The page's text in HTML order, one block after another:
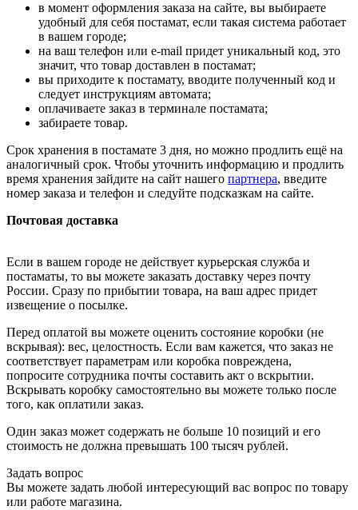
в момент оформления заказа на сайте, вы выбираете
удобный для себя постамат, если такая система работает
в вашем городе;
на ваш телефон или e-mail придет уникальный код, это
значит, что товар доставлен в постамат;
вы приходите к постамату, вводите полученный код и
следует инструкциям автомата;
оплачиваете заказ в терминале постамата;
забираете товар.
Срок хранения в постамате 3 дня, но можно продлить ещё на
аналогичный срок. Чтобы уточнить информацию и продлить
время хранения зайдите на сайт нашего партнера, введите
номер заказа и телефон и следуйте подсказкам на сайте.
Почтовая доставка
Если в вашем городе не действует курьерская служба и
постаматы, то вы можете заказать доставку через почту
России. Сразу по прибытии товара, на ваш адрес придет
извещение о посылке.
Перед оплатой вы можете оценить состояние коробки (не
вскрывая): вес, целостность. Если вам кажется, что заказ не
соответствует параметрам или коробка повреждена,
попросите сотрудника почты составить акт о вскрытии.
Вскрывать коробку самостоятельно вы можете только после
того, как оплатили заказ.
Один заказ может содержать не больше 10 позиций и его
стоимость не должна превышать 100 тысяч рублей.
Задать вопрос
Вы можете задать любой интересующий вас вопрос по товару
или работе магазина.